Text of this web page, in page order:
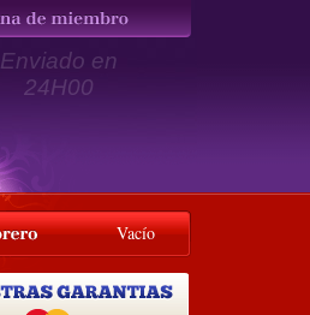
Enviado en
24H00
Vacío